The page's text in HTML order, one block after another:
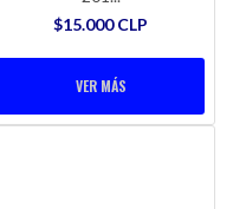
$15.000 CLP
VER MÁS